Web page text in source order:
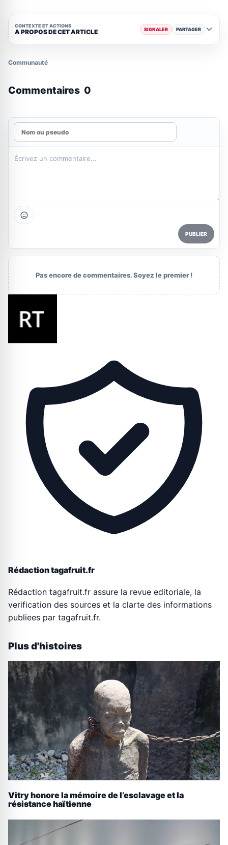
CONTEXTE ET ACTIONS
A PROPOS DE CET ARTICLE SIGNALER PARTAGER
Communauté
Commentaires 0
PUBLIER
Pas encore de commentaires. Soyez le premier !
Rédaction tagafruit.fr
Rédaction tagafruit.fr assure la revue editoriale, la
verification des sources et la clarte des informations
publiees par tagafruit.fr.
Plus d'histoires
Vitry honore la mémoire de l’esclavage et la
résistance haïtienne